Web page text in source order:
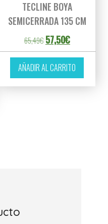
72,88€.
es: 63,99€.
TECLINE BOYA
SEMICERRADA 135 CM
65,49€ El precio original
57,50€El precio
AÑADIR AL CARRITO